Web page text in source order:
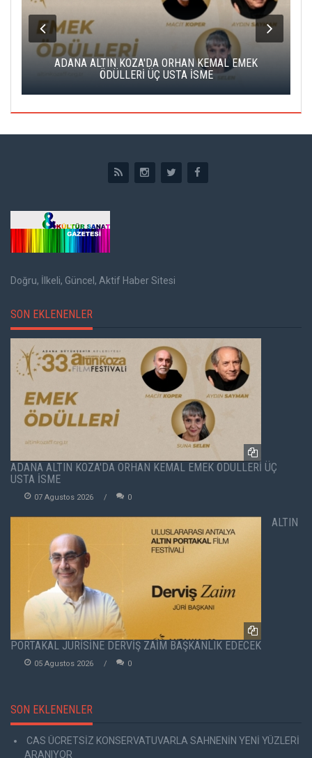
ADANA ALTIN KOZA'DA ORHAN KEMAL EMEK
ÖDÜLLERİ ÜÇ USTA İSME
Doğru, İlkeli, Güncel, Aktif Haber Sitesi
SON EKLENENLER
ADANA ALTIN KOZA'DA ORHAN KEMAL EMEK ÖDÜLLERİ ÜÇ
USTA İSME
07 Agustos 2026 0
ALTIN
PORTAKAL JÜRİSİNE DERVİŞ ZAİM BAŞKANLIK EDECEK
05 Agustos 2026 0
SON EKLENENLER
CAS ÜCRETSİZ KONSERVATUVARLA SAHNENİN YENİ YÜZLERİ
ARANIYOR